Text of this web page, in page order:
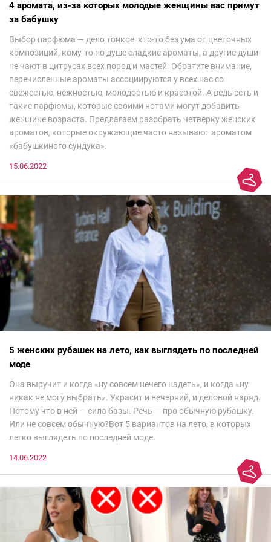
4 аромата, из-за которых молодые женщины вас примут
за бабушку
Выбор парфюма — дело тонкое: кто-то без ума от цветочных
композиций, кому-то по душе сладкие ароматы, а другие души
не чают в цитрусах всех пород и мастей. Обратите внимание,
перечисленные ароматы ассоциируются у всех нас со
свежестью, нежностью, молодостью и красотой. А ведь есть и
такие парфюмы, которые своими нотами могут добавить
женщине возраста. Предлагаем разобрать четверку женских
ароматов, которые окружающие часто называют ароматом
«бабушкиного сундука».
15.06.2022
5 женских рубашек на лето, как выглядеть по последней
моде
Она выручит и когда «ну совсем нечего надеть», и когда «ну
никак не могу выбрать». Украсит и вечерний, и деловой наряд.
Потому что в ней — сила базы. Речь — про обычную рубашку.
Или не совсем обычную?Вот 5 вариантов на лето, в которых
легко выглядеть по последней моде.
14.06.2022